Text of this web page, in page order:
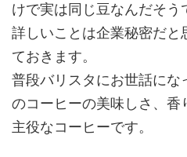
けで実は同じ豆なんだそう
詳しいことは企業秘密だと
ておきます。
普段バリスタにお世話にな
のコーヒーの美味しさ、香
主役なコーヒーです。